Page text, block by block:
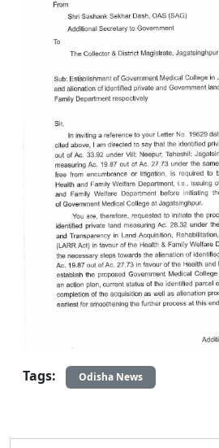
Tags: Odisha News